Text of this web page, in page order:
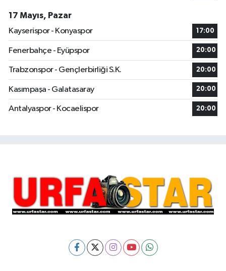
17 Mayıs, Pazar
Kayserispor - Konyaspor
17:00
Fenerbahçe - Eyüpspor 20:00
Trabzonspor - Gençlerbirliği S.K. 20:00
Kasımpaşa - Galatasaray 20:00
Antalyaspor - Kocaelispor 20:00